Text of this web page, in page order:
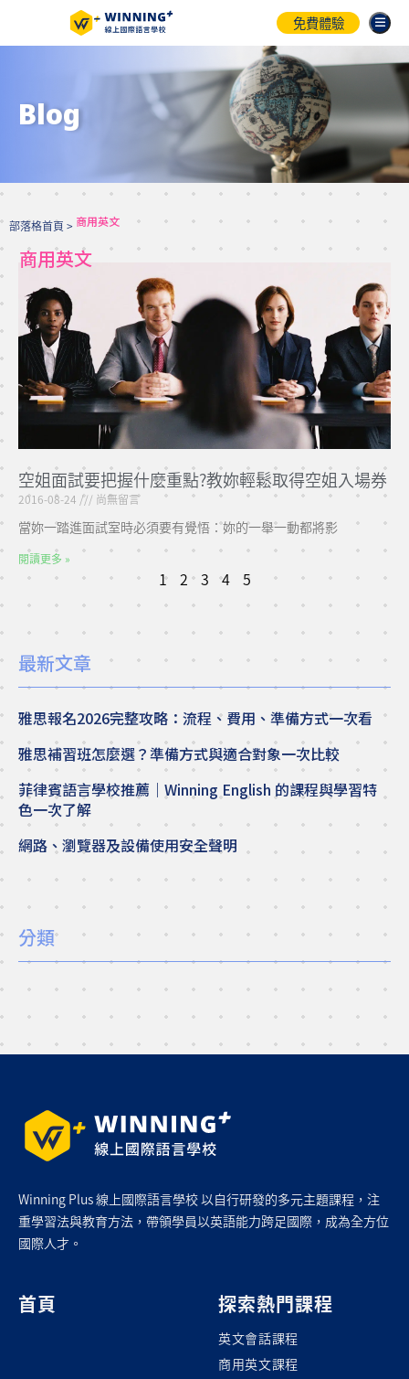
免費體驗
Blog
商用英文
部落格首頁 > 商用英文
空姐面試要把握什麼重點?教妳輕鬆取得空姐入場券
2016-08-24 尚無留言
當妳一踏進面試室時必須要有覺悟：妳的一舉一動都將影
閱讀更多 »
1 2 3 4 5
最新文章
雅思報名2026完整攻略：流程、費用、準備方式一次看
雅思補習班怎麼選？準備方式與適合對象一次比較
菲律賓語言學校推薦｜Winning English 的課程與學習特
色一次了解
網路、瀏覽器及設備使用安全聲明
分類
Winning Plus 線上國際語言學校 以自行研發的多元主題課程，注
重學習法與教育方法，帶領學員以英語能力跨足國際，成為全方位
國際人才。
首頁 探索熱門課程
英文會話課程
商用英文課程